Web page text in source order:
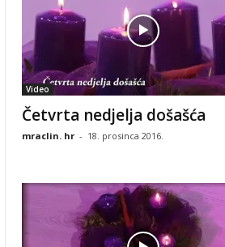
Video
Četvrta nedjelja došašća
mraclin. hr - 18. prosinca 2016.